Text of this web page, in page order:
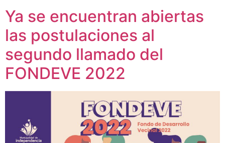
Ya se encuentran abiertas
las postulaciones al
segundo llamado del
FONDEVE 2022